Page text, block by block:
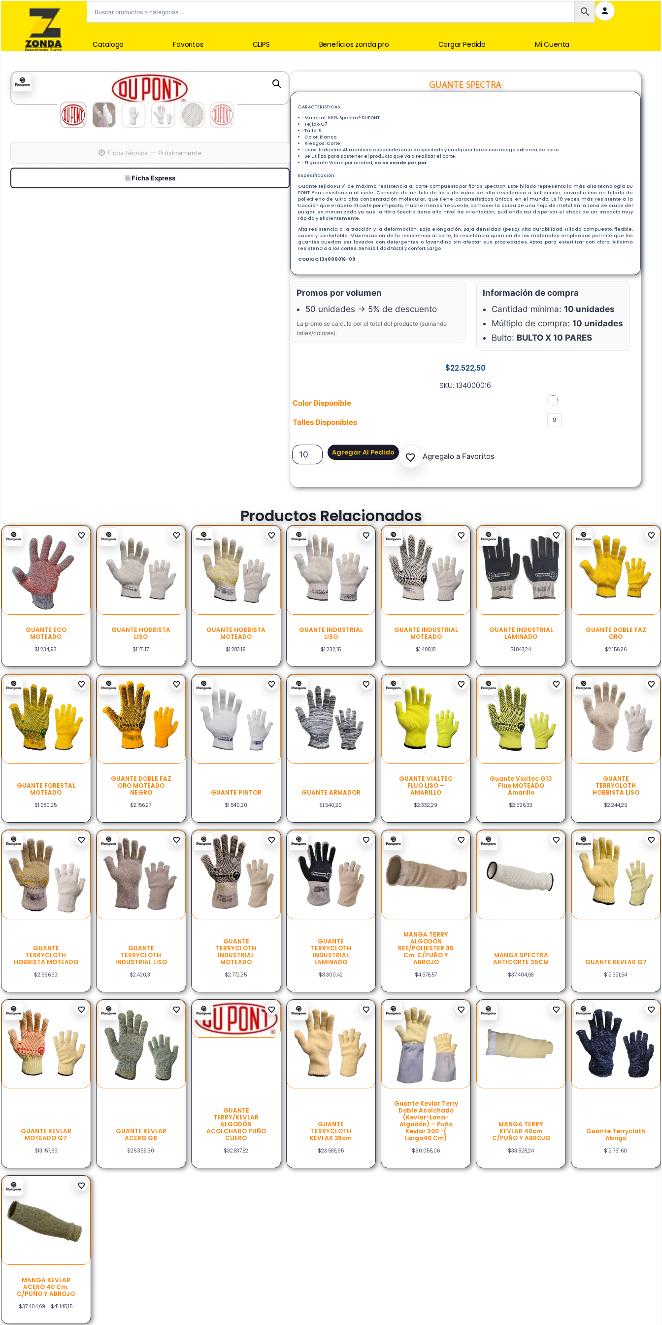
Catalogo Favoritos CLIPS Beneficios zonda pro Cargar Pedido Mi Cuenta
GUANTE SPECTRA
$22.522,50
CARACTERISTICAS:
Material: 100% Spectra® DUPONT
Tejido G7
Talle: 9
Color: Blanco
Riesgos: Corte
Usos: Industria Alimenticia especialmente despostado y cualquier tarea con riesgo extrema de corte
Se utiliza para sostener el producto que va a realizar el corte.
El guante Viene por unidad, no se vende por par
Especificación:
Guante tejido PEFV1 de máxima resistencia al corte compuesto por fibras Spectra®. Este hilado representa la más alta tecnología DU
PONT ®en resistencia al corte. Consiste de un hilo de fibra de vidrio de alta resistencia a la tracción, envuelto con un hilado de
polietileno de ultra alta concentración molecular, que tiene características únicas en el mundo. Es 10 veces más resistente a la
tracción que el acero. El corte por impacto, mucho menos frecuente, como ser la caída de una hoja de metal en la zona de cruce del
pulgar, es minimizado ya que la fibra Spectra tiene alto nivel de orientación, pudiendo así dispersar el shock de un impacto muy
rápida y eficientemente.
Alta resistencia a la tracción y la deformación. Baja elongación. Baja densidad (peso). Alta durabilidad. Hilado compuesto, flexible,
suave y confortable. Maximización de la resistencia al corte, la resistencia química de los materiales empleados permite que los
guantes puedan ser lavados con detergentes o lavandina sin afectar sus propiedades. Aptos para esterilizar con cloro. Altísima
resistencia a los cortes. Sensibilidad táctil y confort. Largo
CODIGO 134000016-09
SKU: 134000016
Color Disponible
Talles Disponibles 9
Agregar Al Pedido Agregalo a Favoritos
Promos por volumen
50 unidades → 5% de descuento
La promo se calcula por el total del producto (sumando
talles/colores).
Información de compra
Cantidad mínima:10 unidades
Múltiplo de compra:10 unidades
Bulto: BULTO X 10 PARES
Ficha técnica — Próximamente
Ficha Express
Productos Relacionados
GUANTE ECO
MOTEADO
$1.234,93
GUANTE HOBBISTA
LISO
$1.171,17
GUANTE HOBBISTA
MOTEADO
$1.283,19
GUANTE INDUSTRIAL
LISO
$1.232,15
GUANTE INDUSTRIAL
MOTEADO
$1.408,18
GUANTE INDUSTRIAL
LAMINADO
$1.848,24
GUANTE DOBLE FAZ
ORO
$2.156,26
GUANTE FORESTAL
MOTEADO
$1.980,25
GUANTE DOBLE FAZ
ORO MOTEADO
NEGRO
$2.156,27
GUANTE PINTOR
$1.540,20
GUANTE ARMADOR
$1.540,20
GUANTE VIALTEC
FLUO LISO –
AMARILLO
$2.332,29
Guante Vialtec G13
Fluo MOTEADO
Amarillo
$2.596,33
GUANTE
TERRYCLOTH
HOBBISTA LISO
$2.244,29
GUANTE
TERRYCLOTH
HOBBISTA MOTEADO
$2.596,33
GUANTE
TERRYCLOTH
INDUSTRIAL LISO
$2.420,31
GUANTE
TERRYCLOTH
INDUSTRIAL
MOTEADO
$2.772,35
GUANTE
TERRYCLOTH
INDUSTRIAL
LAMINADO
$3.300,42
MANGA TERRY
ALGODÓN
REF/POLIESTER 35
Cm. C/PUÑO Y
ABROJO
$4.576,57
MANGA SPECTRA
ANTICORTE 35CM
$37.404,68
GUANTE KEVLAR G7
$12.321,54
GUANTE KEVLAR
MOTEADO G7
$13.157,65
GUANTE KEVLAR
ACERO G8
$26.359,30
GUANTE
TERRY/KEVLAR
ALGODÓN
ACOLCHADO PUÑO
CUERO
$32.837,82
GUANTE
TERRYCLOTH
KEVLAR 28cm
$23.586,95
Guante Kevlar Terry
Doble Acolchado
(kevlar-Lana-
Algodón) – Puño
Kevlar 300 -(
Largo40 Cm)
$90.055,06
MANGA TERRY
KEVLAR 40cm
C/PUÑO Y ABROJO
$33.928,24
Guante Terrycloth
Abrigo
$12.761,60
MANGA KEVLAR
ACERO 40 Cm.
C/PUÑO Y ABROJO
$37.404,69 – $41.145,15